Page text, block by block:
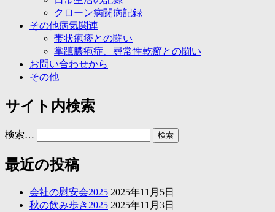
クローン病闘病記録
その他病気関連
帯状疱疹との闘い
掌蹠膿疱症、尋常性乾癬との闘い
お問い合わせから
その他
サイト内検索
検索…
最近の投稿
会社の慰安会2025 2025年11月5日
秋の飲み歩き2025 2025年11月3日